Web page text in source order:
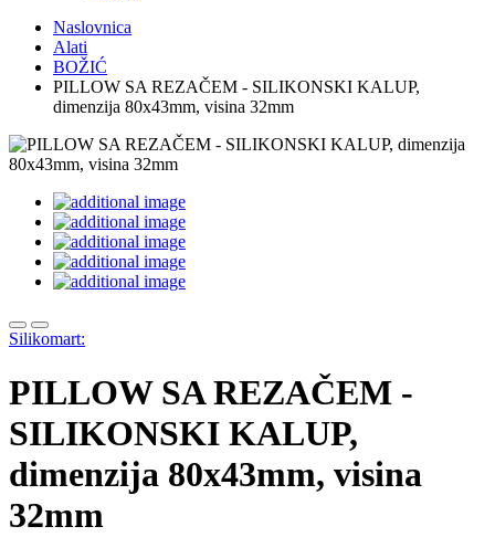
Naslovnica
Alati
BOŽIĆ
PILLOW SA REZAČEM - SILIKONSKI KALUP,
dimenzija 80x43mm, visina 32mm
Silikomart:
PILLOW SA REZAČEM -
SILIKONSKI KALUP,
dimenzija 80x43mm, visina
32mm